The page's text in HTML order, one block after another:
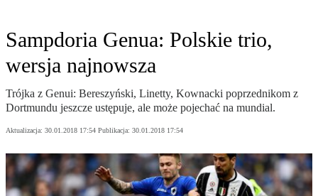
Sampdoria Genua: Polskie trio,
wersja najnowsza
Trójka z Genui: Bereszyński, Linetty, Kownacki poprzednikom z
Dortmundu jeszcze ustępuje, ale może pojechać na mundial.
Aktualizacja: 30.01.2018 17:54 Publikacja: 30.01.2018 17:54